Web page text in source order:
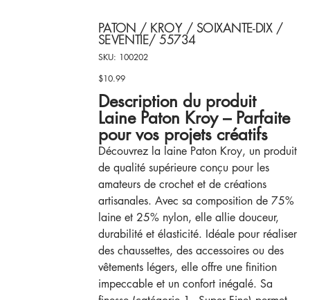
PATON / KROY / SOIXANTE-DIX /
SEVENTIE/ 55734
SKU:
SKU
100202
100202
Price
$10.99
Description du produit
Laine Paton Kroy – Parfaite
pour vos projets créatifs
Découvrez la laine Paton Kroy, un produit
de qualité supérieure conçu pour les
amateurs de crochet et de créations
artisanales. Avec sa composition de 75%
laine et 25% nylon, elle allie douceur,
durabilité et élasticité. Idéale pour réaliser
des chaussettes, des accessoires ou des
vêtements légers, elle offre une finition
impeccable et un confort inégalé. Sa